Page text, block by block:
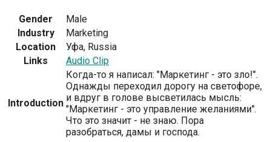
Gender
Male
Industry
Marketing
Location
Уфа, Russia
Links
Audio Clip
Introduction
Когда-то я написал: "Маркетинг - это зло!".
Однажды переходил дорогу на светофоре,
и вдруг в голове высветилась мысль:
"Маркетинг - это управление желаниями".
Что это значит - не знаю. Пора
разобраться, дамы и господа.